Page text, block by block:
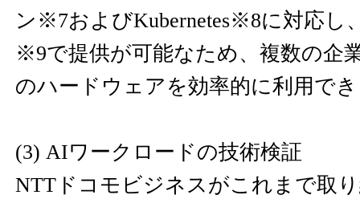
ン※7およびKubernetes※8に対応し
※9で提供が可能なため、複数の企
のハードウェアを効率的に利用で
(3) AIワークロードの技術検証
NTTドコモビジネスがこれまで取